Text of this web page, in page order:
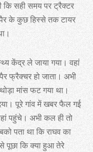
कि सही समय पर ट्रैक्टर
के कुछ हिस्से तक टायर
केंद्र ले जाया गया। वहां
फ्रैक्चर हो जाता। अभी
मांस फट गया था।
पूरे गांव में खबर फैल गई
पहुंचे। अभी कल ही तो
पता था कि राघव का
पूछा कि क्या हुआ तेरे